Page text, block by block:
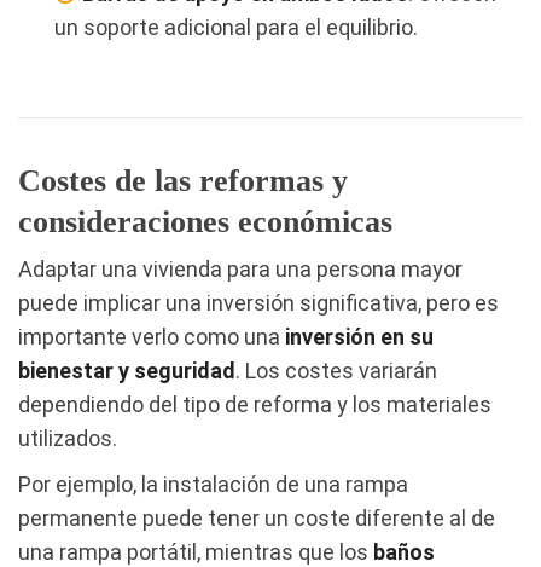
un soporte adicional para el equilibrio.
Costes de las reformas y
consideraciones económicas
Adaptar una vivienda para una persona mayor
puede implicar una inversión significativa, pero es
importante verlo como una inversión en su
bienestar y seguridad. Los costes variarán
dependiendo del tipo de reforma y los materiales
utilizados.
Por ejemplo, la instalación de una rampa
permanente puede tener un coste diferente al de
una rampa portátil, mientras que los baños